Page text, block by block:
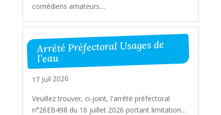
comédiens amateurs....
Arrêté Préfectoral Usages de
l’eau
17 Juil 2026
Veuillez trouver, ci-joint, l'arrêté préfectoral
n°26EB498 du 16 juillet 2026 portant limitation...